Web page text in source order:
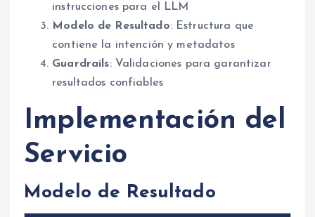
instrucciones para el LLM
Modelo de Resultado: Estructura que
contiene la intención y metadatos
Guardrails: Validaciones para garantizar
resultados confiables
Implementación del
Servicio
Modelo de Resultado